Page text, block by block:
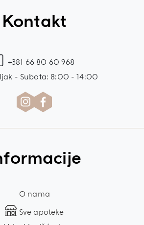
Kontakt
+381 66 80 60 968
- Subota: 8:00 - 14:00
O nama
Sve apoteke